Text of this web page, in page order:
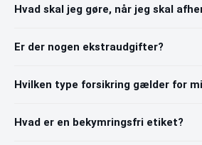
Hvad skal jeg gøre, når jeg skal
Er der nogen ekstraudgifter?
Hvilken type forsikring gælder for
Hvad er en bekymringsfri etiket?